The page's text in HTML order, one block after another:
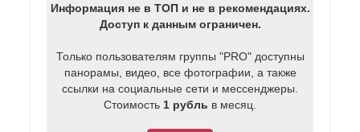
Информация не в ТОП и не в рекомендациях.
Доступ к данным ограничен.
Только пользователям группы "PRO" доступны
панорамы, видео, все фотографии, а также
ссылки на социальные сети и мессенджеры.
Стоимость 1 рубль в месяц.